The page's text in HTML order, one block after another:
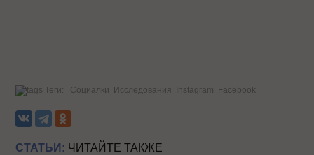
Теги: Социалки Исследования Instagram Facebook
СТАТЬИ: ЧИТАЙТЕ ТАКЖЕ